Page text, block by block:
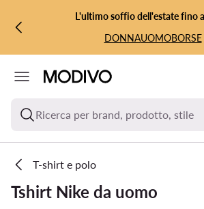
VAI AL CONTENUTO PRINCIPALE
VAI ALLA RICERCAL'ultimo soffio dell'estate fino
DONNAUOMOBORSE
Ricerca per brand, prodotto, stile
T-shirt e polo
Tshirt Nike da uomo